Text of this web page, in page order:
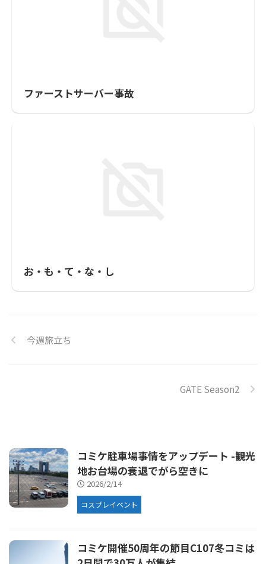
ファーストサーバー事故
お・も・て・な・し
今週旅立ち
GATE Season2
コミケ駐車場事情をアップデート -観光
地お台場の衰退でがら空きに
2026/2/14
コスプレイベント
コミケ開催50周年の節目C107冬コミは